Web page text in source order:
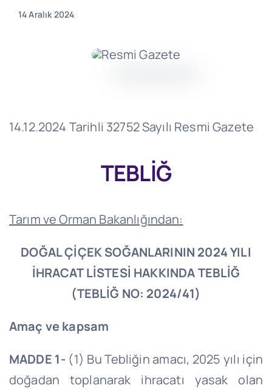
14 Aralık 2024
14.12.2024 Tarihli 32752 Sayılı Resmi Gazete
TEBLİĞ
Tarım ve Orman Bakanlığından:
DOĞAL ÇİÇEK SOĞANLARININ 2024 YILI
İHRACAT LİSTESİ HAKKINDA TEBLİĞ
(TEBLİĞ NO: 2024/41)
Amaç ve kapsam
MADDE 1-(1) Bu Tebliğin amacı, 2025 yılı için
doğadan toplanarak ihracatı yasak olan